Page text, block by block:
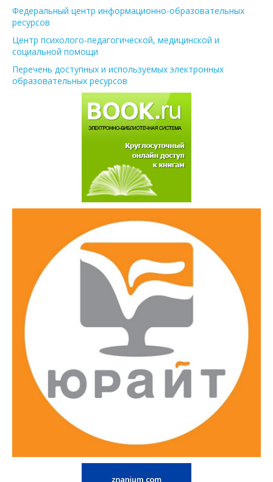
Федеральный центр информационно-образовательных
ресурсов
Центр психолого-педагогической, медицинской и
социальной помощи
Перечень доступных и используемых электронных
образовательных ресурсов